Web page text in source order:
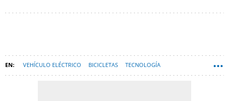
VEHÍCULO ELÉCTRICO BICICLETAS TECNOLOGÍA